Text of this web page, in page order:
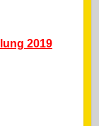
2019